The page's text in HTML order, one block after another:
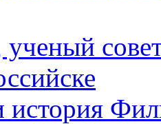
ученый
история